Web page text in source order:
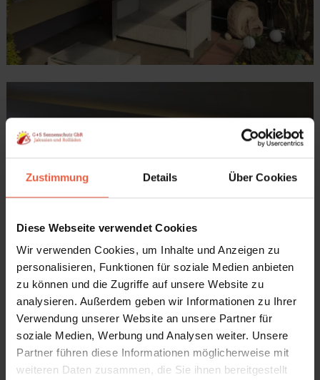
Zustimmung Details Über Cookies
Diese Webseite verwendet Cookies
Wir verwenden Cookies, um Inhalte und Anzeigen zu
personalisieren, Funktionen für soziale Medien anbieten
zu können und die Zugriffe auf unsere Website zu
analysieren. Außerdem geben wir Informationen zu Ihrer
Verwendung unserer Website an unsere Partner für
soziale Medien, Werbung und Analysen weiter. Unsere
Partner führen diese Informationen möglicherweise mit
weiteren Daten zusammen, die Sie ihnen bereitgestellt